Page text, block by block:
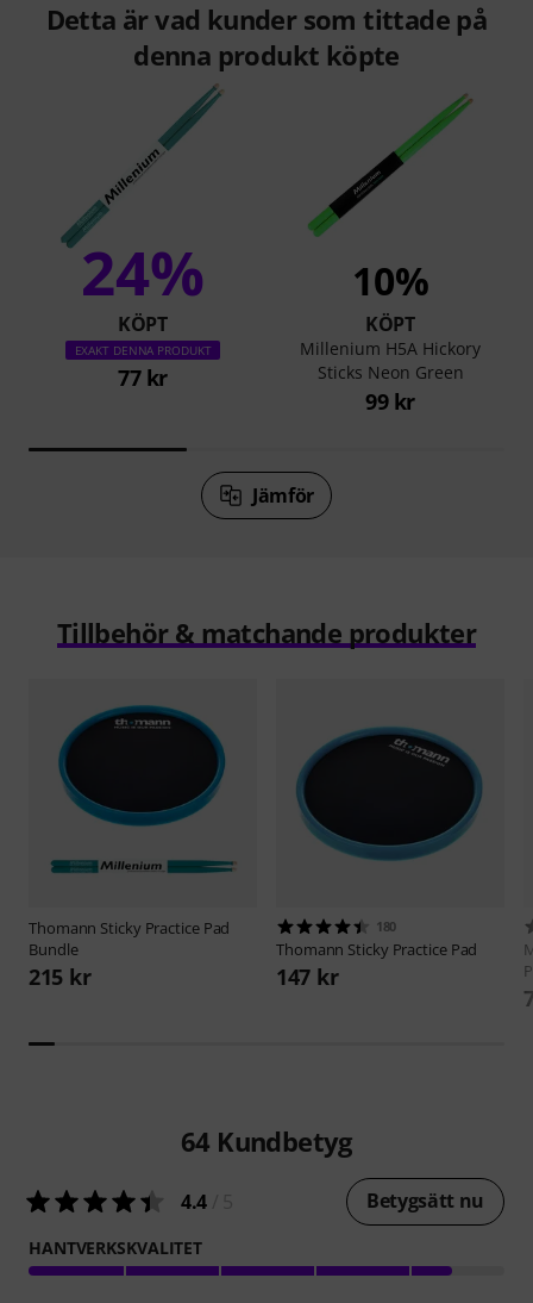
Detta är vad kunder som tittade på
denna produkt köpte
24%
KÖPT
EXAKT DENNA PRODUKT
77 kr
10%
KÖPT
Millenium H5A Hickory
Sticks Neon Green
99 kr
Jämför
Tillbehör & matchande produkter
Thomann Sticky Practice Pad
Bundle
215 kr
180
Thomann Sticky Practice Pad
147 kr
64 Kundbetyg
4.4 Betygsätt nu
HANTVERKSKVALITET